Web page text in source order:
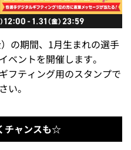
の期間、1月生まれの選手
ベントを開催します。
フティング用のスタンプで
い。
チャンスも☆